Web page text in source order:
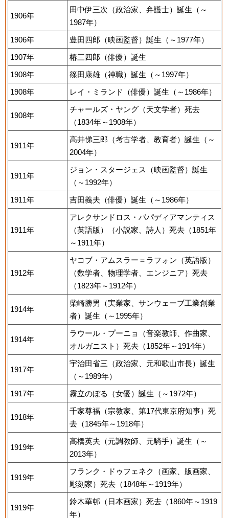
1906年
田中伊三次（政治家、弁護士）誕生（～
1987年）
1906年
豊田四郎（映画監督）誕生（～1977年）
1907年
椿三四郎（俳優）誕生
1908年
篠田康雄（神職）誕生（～1997年）
1908年
レイ・ミランド（俳優）誕生（～1986年）
1908年
チャールズ・ヤング（天文学者）死去
（1834年～1908年）
1911年
高井悌三郎（考古学者、教育者）誕生（～
2004年）
1911年
ジョン・スタージェス（映画監督）誕生
（～1992年）
1911年
吉田義夫（俳優）誕生（～1986年）
1911年
アレクサンドロス・パパディアマンティス
（英語版）（小説家、詩人）死去（1851年
～1911年）
1912年
ヤコブ・アムスラー＝ラフォン（英語版）
（数学者、物理学者、エンジニア）死去
（1823年～1912年）
1914年
柴崎勝男（実業家、サンウェーブ工業創業
者）誕生（～1995年）
1914年
ラウール・プーニョ（音楽教師、作曲家、
オルガニスト）死去（1852年～1914年）
1917年
宇治田省三（政治家、元和歌山市長）誕生
（～1989年）
1917年
霧立のぼる（女優）誕生（～1972年）
1918年
千家尊福（宗教家、第17代東京府知事）死
去（1845年～1918年）
1919年
高橋英夫（元調教師、元騎手）誕生（～
2013年）
1919年
フランク・ドゥフェネク（画家、版画家、
彫刻家）死去（1848年～1919年）
1919年
鈴木華邨（日本画家）死去（1860年～1919
年）